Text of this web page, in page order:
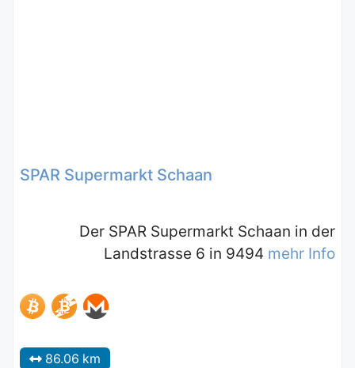
SPAR Supermarkt Schaan
Der SPAR Supermarkt Schaan in der
Landstrasse 6 in 9494 mehr Info
86.06 km